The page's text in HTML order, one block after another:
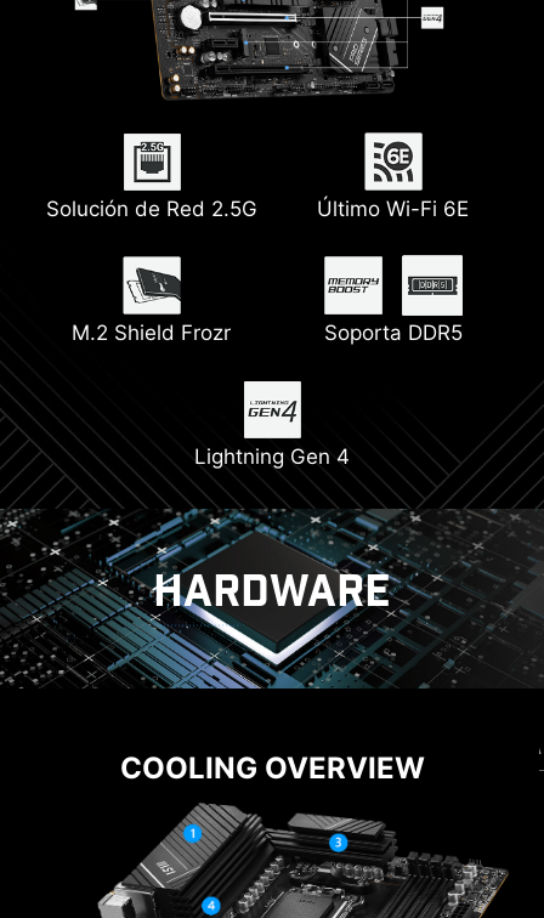
Solución de Red 2.5G Último Wi-Fi 6E
M.2 Shield Frozr Soporta DDR5
Lightning Gen 4
HARDWARE
SOLUCIÓN DE ENERGÍA
DISEÑO AMISTOSO
COOLING OVERVIEW
CORE BOOST
La tecnología Core Boost combina el diseño
premium de MSI y un diseño de alimentación
optimizado que permite un suministro de
corriente más rápido y sin distorsiones a la CPU
EZ M.2 CLIP
¿Tienes problemas para girar tornillos? El
innovador clip EZ M.2 de MSI le ayuda a instalar
un SSD M.2 de forma rápida y sin esfuerzo.